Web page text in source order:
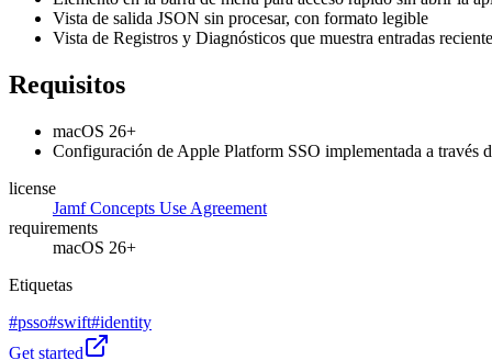
Vista de salida JSON sin procesar, con formato legible
Vista de Registros y Diagnósticos que muestra entradas
Requisitos
macOS 26+
Configuración de Apple Platform SSO implementada a través
license
Jamf Concepts Use Agreement
requirements
macOS 26+
Etiquetas
#psso#swift#identity
Get started